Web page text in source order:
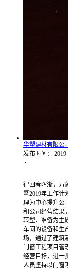
华塑建材有限公
发布时间：
2019
...
律回春晖渐，万
暨2019年工作计
理为中心提升公
和公司经营结果
转型、准备为主
车间的设备和生
场，通过了建筑
门窗工程项目管
经营目标，进一
人员坚持以门窗